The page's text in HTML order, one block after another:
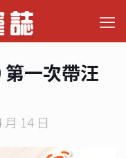
一次帶汪
月 14 日